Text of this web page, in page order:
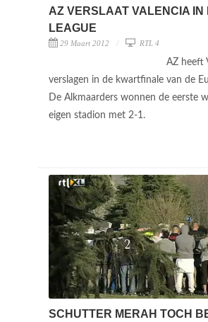
AZ VERSLAAT VALENCIA IN
LEAGUE
29 Maart 2012 RTL 4
AZ heeft
verslagen in de kwartfinale van de
De Alkmaarders wonnen de eerste
eigen stadion met 2-1.
SCHUTTER MERAH TOCH